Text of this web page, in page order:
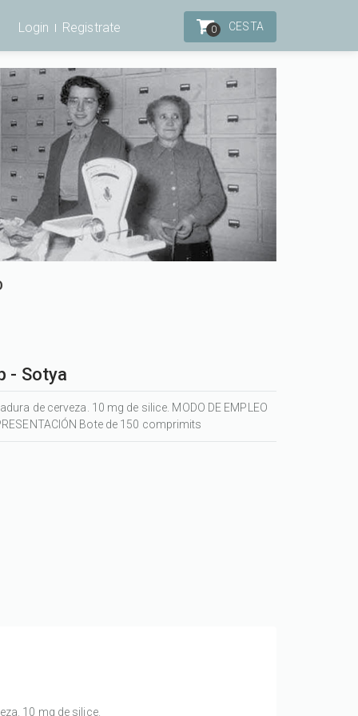
Login Registrate 0 CESTA
- Sotya
de cerveza. 10 mg de silice. MODO DE EMPLEO
Bote de 150 comprimits
10 mg de silice.